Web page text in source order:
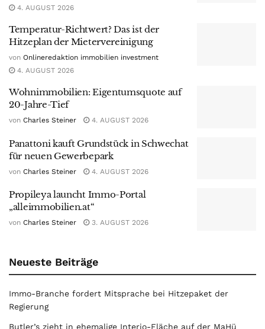
4. AUGUST 2026
Temperatur-Richtwert? Das ist der
Hitzeplan der Mietervereinigung
von Onlineredaktion immobilien investment
4. AUGUST 2026
Wohnimmobilien: Eigentumsquote auf
20-Jahre-Tief
von Charles Steiner 4. AUGUST 2026
Panattoni kauft Grundstück in Schwechat
für neuen Gewerbepark
von Charles Steiner 4. AUGUST 2026
Propileya launcht Immo-Portal
„alleimmobilien.at“
von Charles Steiner 3. AUGUST 2026
Neueste Beiträge
Immo-Branche fordert Mitsprache bei Hitzepaket der
Regierung
Butler’s zieht in ehemalige Interio-Fläche auf der MaHü